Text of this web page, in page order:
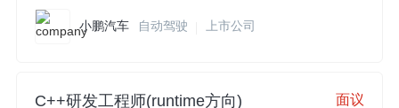
小鹏汽车 自动驾驶 上市公司
C++研发工程师(runtime方向) 面议